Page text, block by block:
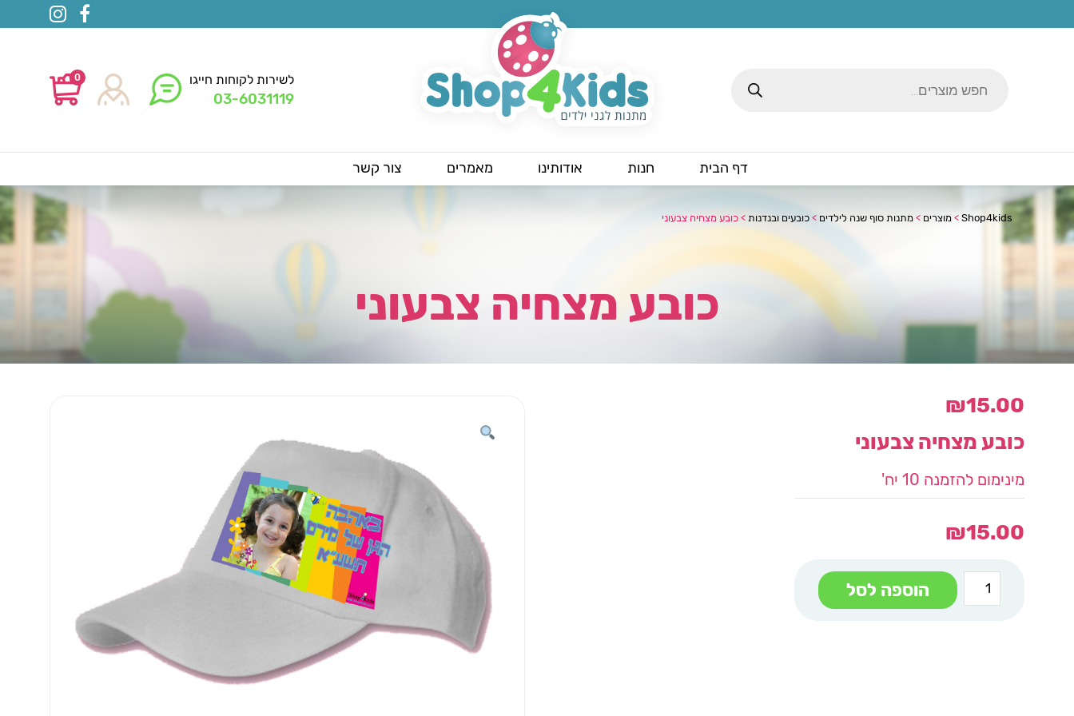
search
לשירות לקוחות חייגו
03-6031119
0
דף הבית חנות אודותינו מאמרים צור קשר
Shop4kids
> מוצרים > מתנות סוף שנה לילדים > כובעים ובנדנות > כובע מצחיה צבעוני
כובע מצחיה צבעוני
₪15.00
כובע מצחיה צבעוני
מינימום להזמנה 10 יח'
₪15.00
כמות
של
כובע
הוספה לסל